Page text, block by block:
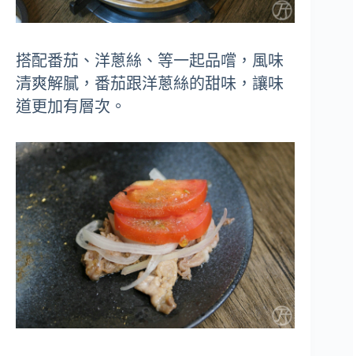
搭配番茄、洋蔥絲、等一起品嚐，風味
清爽解膩 ，番茄跟洋蔥絲的甜味，讓味
道更加有層次 。